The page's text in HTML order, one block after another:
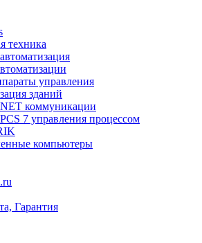
техника
управления
зданий
коммуникации
7 управления процессом
компьютеры
Гарантия